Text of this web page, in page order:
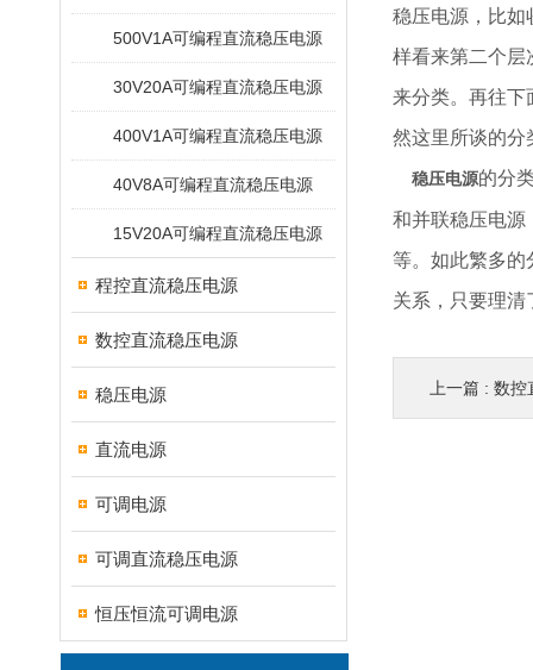
500V1A可编程直流稳压电源
30V20A可编程直流稳压电源
400V1A可编程直流稳压电源
40V8A可编程直流稳压电源
15V20A可编程直流稳压电源
程控直流稳压电源
数控直流稳压电源
稳压电源
直流电源
可调电源
可调直流稳压电源
恒压恒流可调电源
稳压电源，比如
样看来第二个层
来分类。再往下
然这里所谈的分
稳压电源的分
和并联稳压电源
等。如此繁多
关系，只要理清
上一篇 : 数控